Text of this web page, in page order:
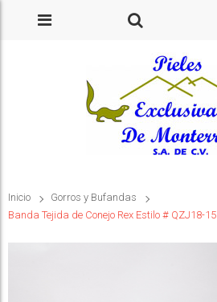
Inicio
Gorros y Bufandas
Banda Tejida de Conejo Rex Estilo # QZJ18-15